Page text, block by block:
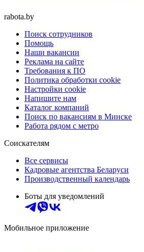
rabota.by
Поиск сотрудников
Помощь
Наши вакансии
Реклама на сайте
Требования к ПО
Политика обработки cookie
Настройки cookie
Напишите нам
Каталог компаний
Поиск по вакансиям в Минске
Работа рядом с метро
Соискателям
Все сервисы
Кадровые агентства Беларуси
Производственный календарь
Боты для уведомлений
Мобильное приложение